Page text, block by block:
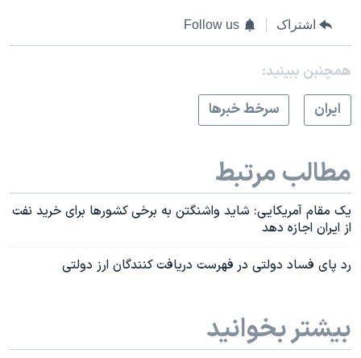
اشتراک Follow us
همچنبن ببینید:
ايران
سرخط خبرها
مطالب مرتبط
یک مقام آمریکایی: شاید واشنگتن به برخی کشورها برای خرید نفت
از ایران اجازه دهد
رد پای فساد دولتی در فهرست دریافت کنندگان ارز دولتی
بیشتر بخوانید